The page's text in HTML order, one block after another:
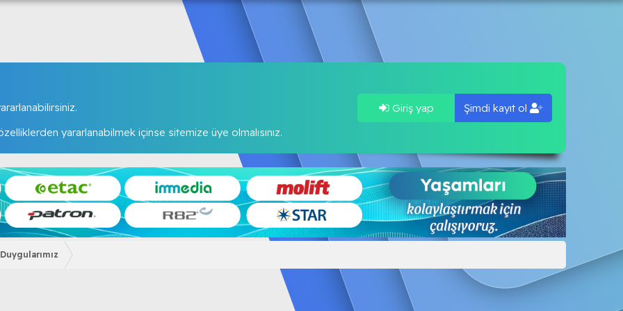
yararlanabilmek içinse sitemize üye olmalısınız.
Giriş yap Şimdi kayıt ol